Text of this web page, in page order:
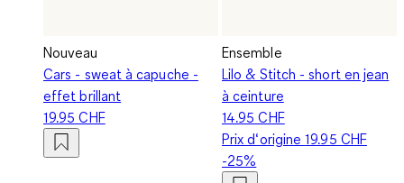
Nouveau
Cars - sweat à capuche -
effet brillant
19.95 CHF
Ensemble
Lilo & Stitch - short en jean
à ceinture
14.95 CHF
Prix d‘origine19.95 CHF
-25%